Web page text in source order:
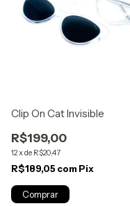
Clip On Cat Invisible
R$199,00
12 xde R$20,47
R$189,05 com Pix